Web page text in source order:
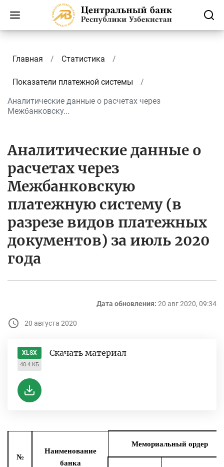
Главная Статистика
Показатели платежной системы
Аналитические данные о расчетах через
Межбанковску...
Аналитические данные о
расчетах через
Межбанковскую
платежную систему (в
разрезе видов платежных
документов) за июль 2020
года
Дата обновления: 20 авг 2020, 09:34
20 августа 2020
XLSX
40.4 КБ
Скачать материал
№
Наименование
банка
Мемориальный ордер